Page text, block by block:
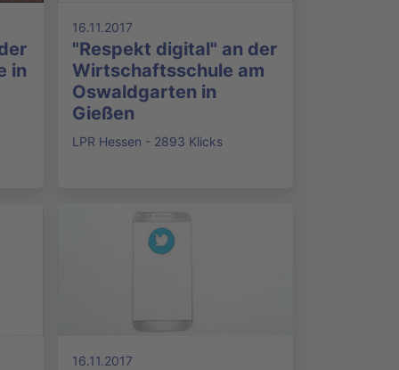
in
16.11.2017
"Respekt digital" an der
Wirtschaftsschule am
Oswaldgarten in
Gießen
LPR Hessen - 2893 Klicks
16.11.2017